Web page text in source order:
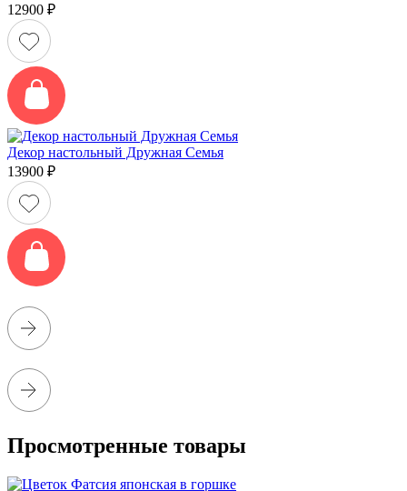
12900 ₽
Декор настольный Дружная Семья
13900 ₽
Просмотренные товары